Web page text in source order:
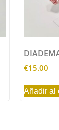
€15.00
Añadir al